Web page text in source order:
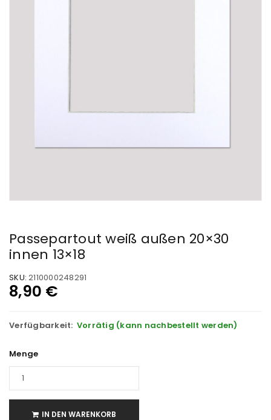
Passepartout weiß außen 20×30
innen 13×18
SKU: 2110000248291
8,90 €
Verfügbarkeit: Vorrätig (kann nachbestellt werden)
Menge
IN DEN WARENKORB